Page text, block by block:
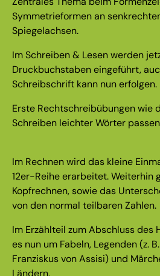
Symmetrieformen an
Spiegelachsen.
Im Schreiben & Lesen werden
Druckbuchstaben eingeführt,
Schreibschrift kann nun erfolgen.
Erste Rechtschreibübungen wie
Schreiben leichter Wörter
Im Rechnen wird das kleine
12er-Reihe erarbeitet. Weiterhin
Kopfrechnen, sowie das
von den normal teilbaren Zahlen.
Im Erzählteil zum Abschluss
es nun um Fabeln, Legenden (z.
Franziskus von Assisi) und
Ländern.